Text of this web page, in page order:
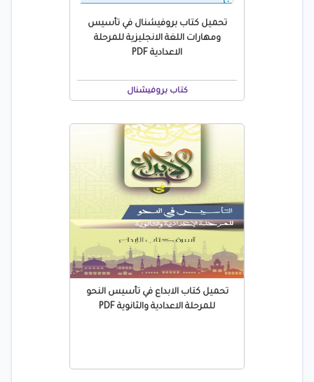
تحميل كتاب بروفيشنال في تأسيس
ومهارات اللغة الانجليزية للمرحلة
الاعدادية PDF
كتاب بروفيشنال
تحميل كتاب الابداع في تأسيس النحو
للمرحلة الاعدادية والثانوية PDF